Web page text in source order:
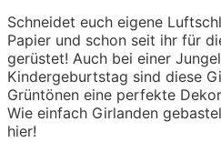
Schneidet euch eigene
Papier und schon seit ihr für
gerüstet! Auch bei einer
Kindergeburtstag sind diese
Grüntönen eine perfekte
Wie einfach Girlanden
hier!